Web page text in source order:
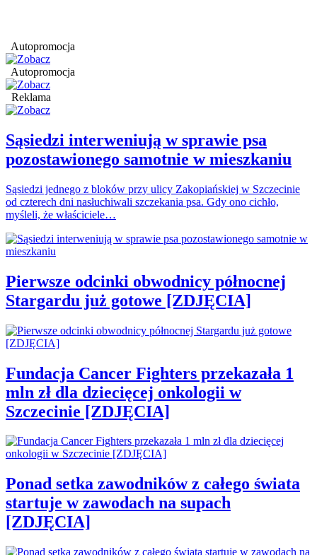
Autopromocja
Autopromocja
Reklama
Sąsiedzi interweniują w sprawie psa
pozostawionego samotnie w mieszkaniu
Sąsiedzi jednego z bloków przy ulicy Zakopiańskiej w Szczecinie
od czterech dni nasłuchiwali szczekania psa. Gdy ono cichło,
myśleli, że właściciele…
Pierwsze odcinki obwodnicy północnej
Stargardu już gotowe [ZDJĘCIA]
Fundacja Cancer Fighters przekazała 1
mln zł dla dziecięcej onkologii w
Szczecinie [ZDJĘCIA]
Ponad setka zawodników z całego świata
startuje w zawodach na supach
[ZDJĘCIA]